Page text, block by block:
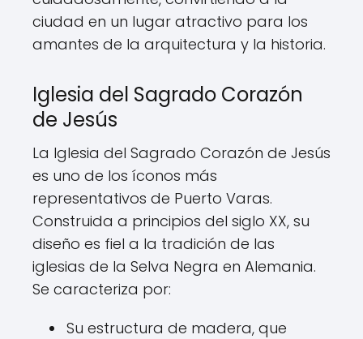
ciudad en un lugar atractivo para los
amantes de la arquitectura y la historia.
Iglesia del Sagrado Corazón
de Jesús
La Iglesia del Sagrado Corazón de Jesús
es uno de los íconos más
representativos de Puerto Varas.
Construida a principios del siglo XX, su
diseño es fiel a la tradición de las
iglesias de la Selva Negra en Alemania.
Se caracteriza por:
Su estructura de madera, que